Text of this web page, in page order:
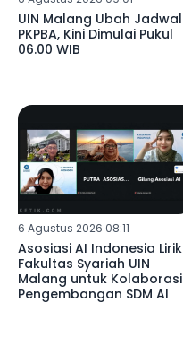
UIN Malang Ubah Jadwal
PKPBA, Kini Dimulai Pukul
06.00 WIB
6 Agustus 2026 08:11
Asosiasi AI Indonesia Lirik
Fakultas Syariah UIN
Malang untuk Kolaborasi
Pengembangan SDM AI